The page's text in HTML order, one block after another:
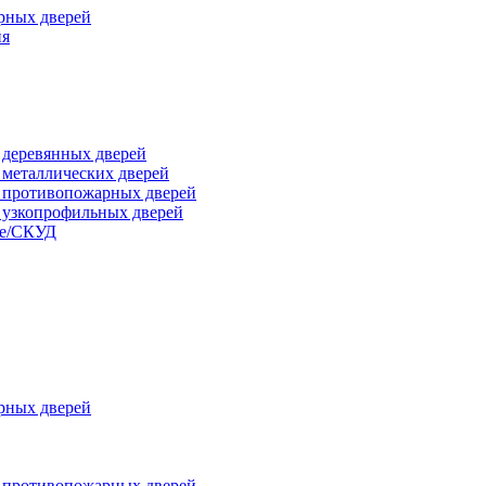
дверей
дверей
дверей
дверей
дверей
СКУД
дверей